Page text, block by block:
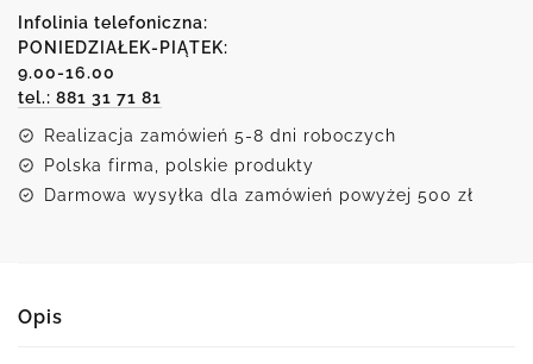
jednorożcami
i
mapą
świata
Infolinia telefoniczna:
PONIEDZIAŁEK-PIĄTEK:
9.00-16.00
tel.: 881 31 71 81
Realizacja zamówień 5-8 dni roboczych
Polska firma, polskie produkty
Darmowa wysyłka dla zamówień powyżej 500 zł
Opis